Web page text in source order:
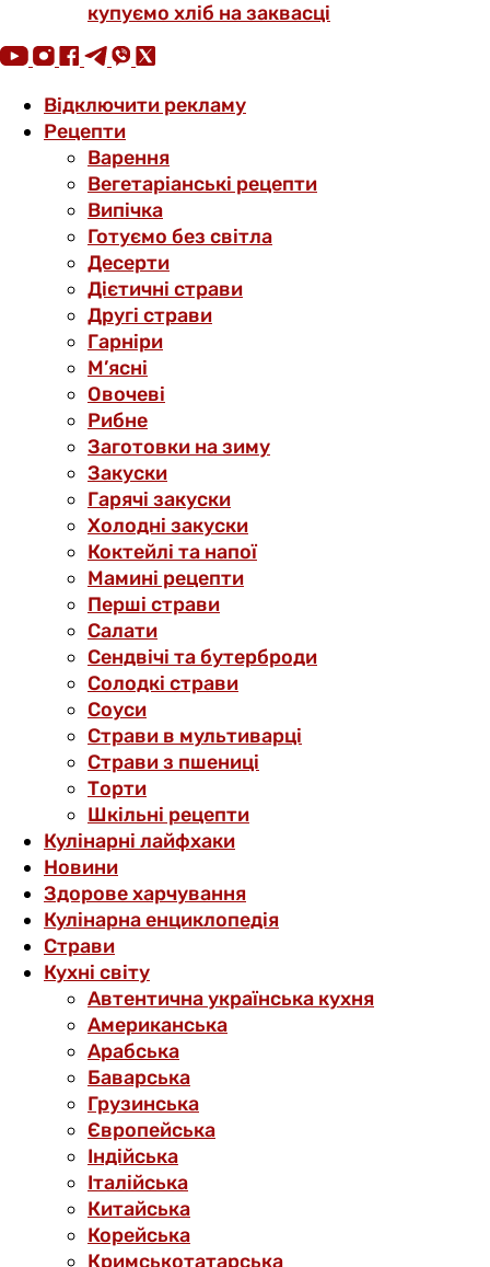
купуємо хліб на заквасці
Відключити рекламу
Рецепти
Варення
Вегетаріанські рецепти
Випічка
Готуємо без світла
Десерти
Дієтичні страви
Другі страви
Гарніри
М’ясні
Овочеві
Рибне
Заготовки на зиму
Закуски
Гарячі закуски
Холодні закуски
Коктейлі та напої
Мамині рецепти
Перші страви
Салати
Сендвічі та бутерброди
Солодкі страви
Соуси
Страви в мультиварці
Страви з пшениці
Торти
Шкільні рецепти
Кулінарні лайфхаки
Новини
Здорове харчування
Кулінарна енциклопедія
Страви
Кухні світу
Автентична українська кухня
Американська
Арабська
Баварська
Грузинська
Європейська
Індійська
Італійська
Китайська
Корейська
Кримськотатарська